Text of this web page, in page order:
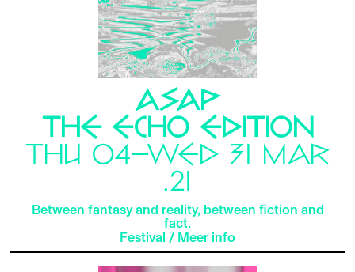
ASAP
THE ECHO EDITION
THU 04—WED 31 MAR
.21
Between fantasy and reality, between fiction and
fact.
Festival / Meer info